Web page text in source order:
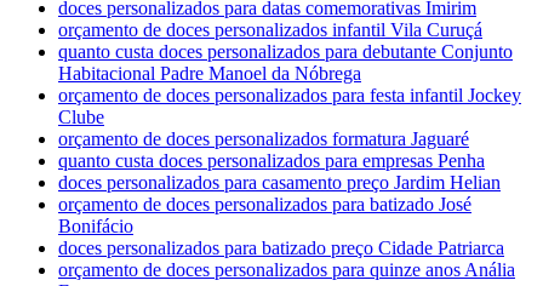
doces personalizados para datas comemorativas Imirim
orçamento de doces personalizados infantil Vila Curuçá
quanto custa doces personalizados para debutante Conjunto
Habitacional Padre Manoel da Nóbrega
orçamento de doces personalizados para festa infantil Jockey
Clube
orçamento de doces personalizados formatura Jaguaré
quanto custa doces personalizados para empresas Penha
doces personalizados para casamento preço Jardim Helian
orçamento de doces personalizados para batizado José
Bonifácio
doces personalizados para batizado preço Cidade Patriarca
orçamento de doces personalizados para quinze anos Anália